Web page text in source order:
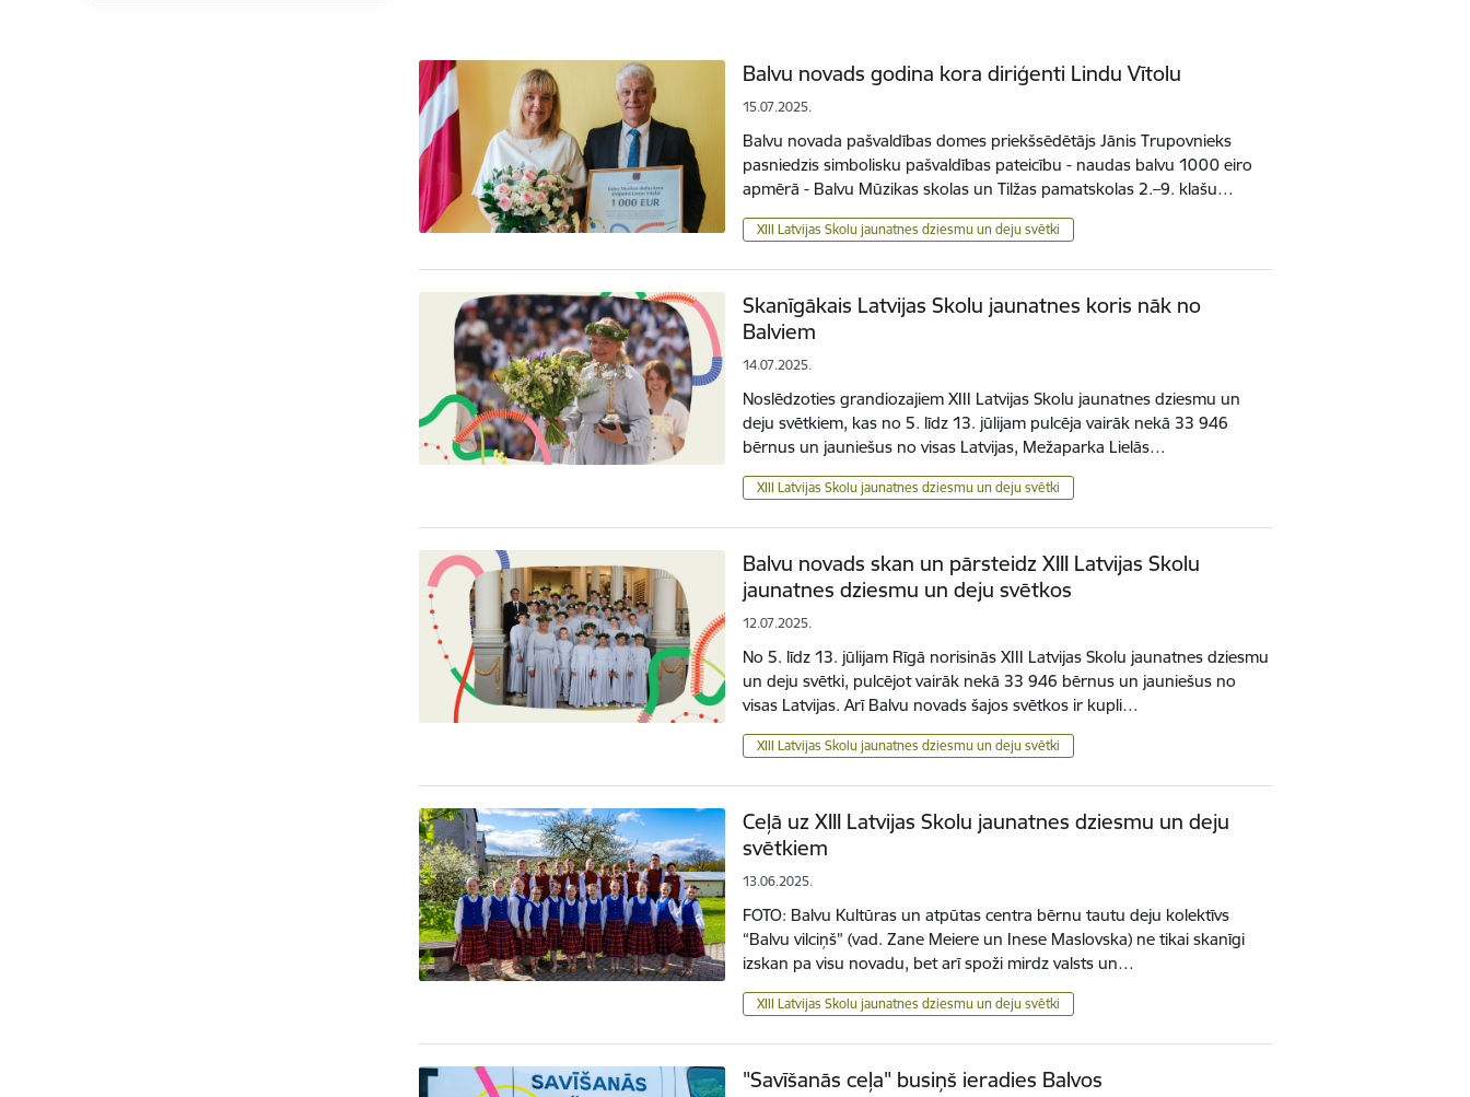
Balvu novads godina kora diriģenti Lindu Vītolu
15.07.2025.
Balvu novada pašvaldības domes priekšsēdētājs Jānis Trupovnieks
pasniedzis simbolisku pašvaldības pateicību - naudas balvu 1000 eiro
apmērā - Balvu Mūzikas skolas un Tilžas pamatskolas 2.–9. klašu…
XIII Latvijas Skolu jaunatnes dziesmu un deju svētki
Skanīgākais Latvijas Skolu jaunatnes koris nāk no
Balviem
14.07.2025.
Noslēdzoties grandiozajiem XIII Latvijas Skolu jaunatnes dziesmu un
deju svētkiem, kas no 5. līdz 13. jūlijam pulcēja vairāk nekā 33 946
bērnus un jauniešus no visas Latvijas, Mežaparka Lielās…
XIII Latvijas Skolu jaunatnes dziesmu un deju svētki
Balvu novads skan un pārsteidz XIII Latvijas Skolu
jaunatnes dziesmu un deju svētkos
12.07.2025.
No 5. līdz 13. jūlijam Rīgā norisinās XIII Latvijas Skolu jaunatnes dziesmu
un deju svētki, pulcējot vairāk nekā 33 946 bērnus un jauniešus no
visas Latvijas. Arī Balvu novads šajos svētkos ir kupli…
XIII Latvijas Skolu jaunatnes dziesmu un deju svētki
Ceļā uz XIII Latvijas Skolu jaunatnes dziesmu un deju
svētkiem
13.06.2025.
FOTO: Balvu Kultūras un atpūtas centra bērnu tautu deju kolektīvs
“Balvu vilciņš” (vad. Zane Meiere un Inese Maslovska) ne tikai skanīgi
izskan pa visu novadu, bet arī spoži mirdz valsts un…
XIII Latvijas Skolu jaunatnes dziesmu un deju svētki
"Savīšanās ceļa" busiņš ieradies Balvos